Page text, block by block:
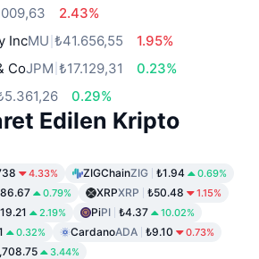
2.43%
IncMU ₺41.656,55
1.95%
CoJPM ₺17.129,31
0.23%
0.29%
Edilen Kripto
4.33% ZIGChainZIG ₺1.94 0.69%
0.79% XRPXRP ₺50.48 1.15%
2.19% PiPI ₺4.37 10.02%
0.32% CardanoADA ₺9.10 0.73%
3.44%